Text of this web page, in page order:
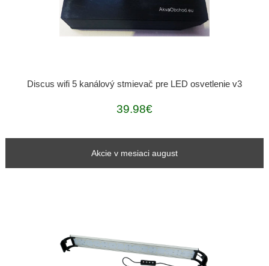
Discus wifi 5 kanálový stmievač pre LED osvetlenie v3
39.98€
Akcie v mesiaci august